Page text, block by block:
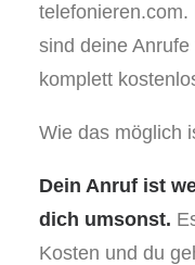
sind deine
komplett
Wie das möglich
Dein Anruf ist
dich umsonst.
Kosten und du